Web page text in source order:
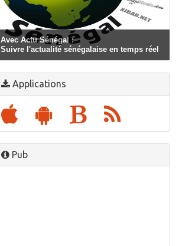
Avec Actu Sénégal :
Suivre l'actualité sénégalaise en temps réel
Applications
Pub